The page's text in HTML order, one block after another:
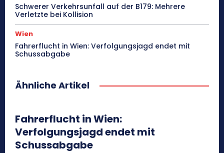
Schwerer Verkehrsunfall auf der B179: Mehrere
Verletzte bei Kollision
Wien
Fahrerflucht in Wien: Verfolgungsjagd endet mit
Schussabgabe
Ähnliche Artikel
Fahrerflucht in Wien:
Verfolgungsjagd endet mit
Schussabgabe